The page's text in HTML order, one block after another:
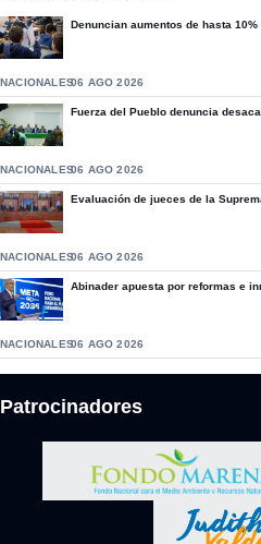
Denuncian aumentos de hasta
NACIONALES06 AGO 2026
Fuerza del Pueblo denuncia
NACIONALES06 AGO 2026
Evaluación de jueces de la
NACIONALES06 AGO 2026
Abinader apuesta por reformas e
NACIONALES06 AGO 2026
Patrocinadores